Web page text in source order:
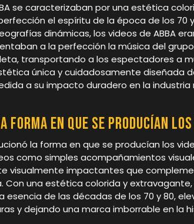
se caracterizaban por una estética
el espíritu de la época de los 70
dinámicas, los videos de ABBA
a la perfección la música del
transportando a los espectadores a
única y cuidadosamente diseñada
a su impacto duradero en la industria
forma en que se producían
la forma en que se producían los
como simples acompañamientos
visualmente impactantes que
una estética colorida y extravagante,
esencia de las décadas de los 70 y 80,
y dejando una marca imborrable en la